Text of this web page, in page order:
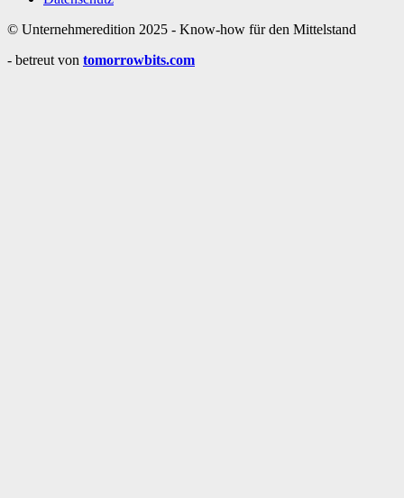
© Unternehmeredition 2025 - Know-how für den Mittelstand
- betreut von tomorrowbits.com